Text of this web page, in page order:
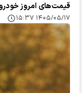
قیمت‌های امروز
۱۴۰۵/۰۵/۱۷ ۱۵:۳۷